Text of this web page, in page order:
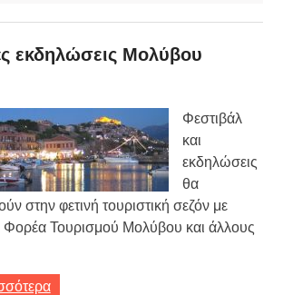
εκδηλώσεις Μολύβου
Φεστιβάλ
και
εκδηλώσεις
θα
στην φετινή τουριστική σεζόν με
Φορέα Τουρισμού Μολύβου και άλλους